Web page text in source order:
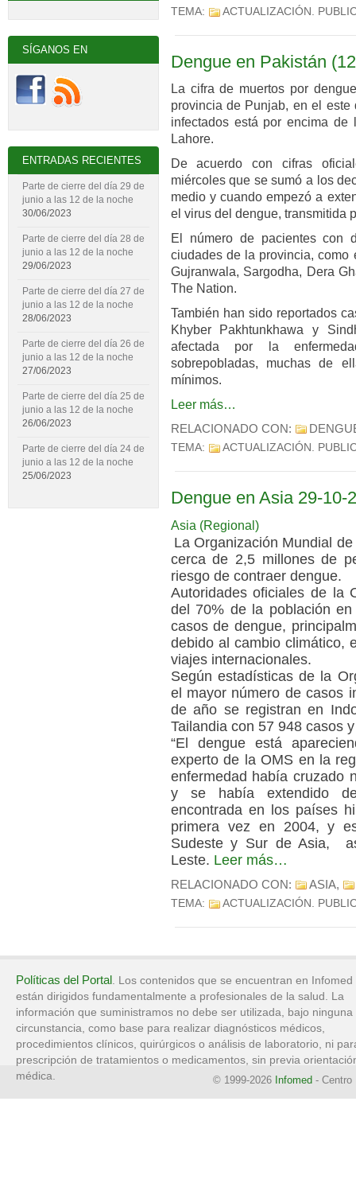
TEMA: ACTUALIZACIÓN .
Dengue en Pakistán
La cifra de muertos por
provincia de Punjab, en el
infectados está por encima
Lahore.
De acuerdo con cifras
miércoles que se sumó a los
medio y cuando empezó a
el virus del dengue, transmitida
El número de pacientes con
ciudades de la provincia, como
Gujranwala, Sargodha, Dera
The Nation.
También han sido reportados
Khyber Pakhtunkhawa y
afectada por la
sobrepobladas, muchas de
mínimos.
Leer más…
RELACIONADO CON:
TEMA: ACTUALIZACIÓN .
Dengue en Asia 29-10-
Asia (Regional)
La Organización Mundial de
cerca de 2,5 millones de
riesgo de contraer dengue.
Autoridades oficiales de la
del 70% de la población
casos de dengue,
debido al cambio climático,
viajes internacionales.
Según estadísticas de la
el mayor número de casos
de año se registran en
Tailandia con 57 948 casos
“El dengue está
experto de la OMS en la
enfermedad había cruzado
y se había extendido
encontrada en los países
primera vez en 2004, y
Sudeste y Sur de Asia,
Leste. Leer más…
RELACIONADO CON: ASIA,
TEMA: ACTUALIZACIÓN .
SÍGANOS EN
ENTRADAS RECIENTES
Parte de cierre del día 29 de
junio a las 12 de la noche
30/06/2023
Parte de cierre del día 28 de
junio a las 12 de la noche
29/06/2023
Parte de cierre del día 27 de
junio a las 12 de la noche
28/06/2023
Parte de cierre del día 26 de
junio a las 12 de la noche
27/06/2023
Parte de cierre del día 25 de
junio a las 12 de la noche
26/06/2023
Parte de cierre del día 24 de
junio a las 12 de la noche
25/06/2023
Políticas del Portal. Los contenidos que se encuentran en Infomed
están dirigidos fundamentalmente a profesionales de la salud. La
información que suministramos no debe ser utilizada, bajo ninguna
circunstancia, como base para realizar diagnósticos médicos,
procedimientos clínicos, quirúrgicos o análisis de laboratorio, ni
prescripción de tratamientos o medicamentos, sin previa
médica.
© 1999-2026 Infomed - Centro